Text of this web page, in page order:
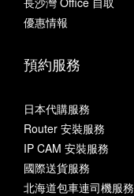
優惠情報
預約服務
日本代購服務
Router 安裝服務
IP CAM 安裝服務
國際送貨服務
北海道包車連司機服務